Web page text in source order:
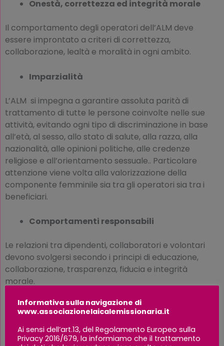
Onestà, correttezza ed integrità morale
Il comportamento degli operatori dell’ALM deve
essere improntato a criteri di correttezza,
collaborazione, lealtà e moralità in ogni ambito.
Imparzialità
L’ALM si impegna a garantire assoluta parità di
trattamento di tutte le persone coinvolte nelle sue
attività, evitando ogni tipo di discriminazione in base
all’età, al sesso, allo stato di salute, alla razza, alla
nazionalità, alle opinioni politiche, alle credenze
religiose e all’orientamento sessuale.. Particolare
attenzione viene volta alla valorizzazione della
componente femminile sia tra gli operatori sia tra i
beneficiari.
Comportamenti responsabili
Le relazioni tra dipendenti, collaboratori e volontari
devono svolgersi secondo i principi di educazione,
collaborazione, trasparenza, fiducia e integrità
morale.
L’ALM disapprova e sanziona qualsiasi forma di
Tutela della privacy
Informativa sulla navigazione di
www.associazionelaicalemissionaria.it
Ai sensi dell’art.13, del Regolamento Europeo sulla
Privacy 2016/679, la informiamo che il trattamento